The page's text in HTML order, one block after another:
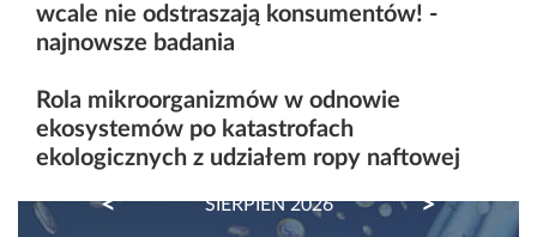
wcale nie odstraszają konsumentów! -
najnowsze badania
Rola mikroorganizmów w odnowie
ekosystemów po katastrofach
ekologicznych z udziałem ropy naftowej
SIERPIEŃ 2026
PREVIOUS NEXT